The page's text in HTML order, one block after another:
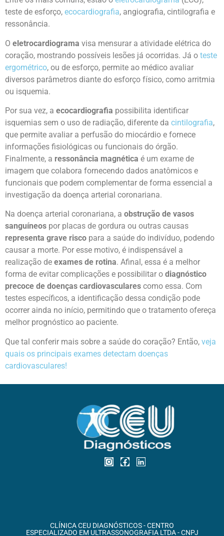
teste de esforço, ecocardiografia, angiografia, cintilografia e
ressonância.
O eletrocardiograma visa mensurar a atividade elétrica do
coração, mostrando possíveis lesões já ocorridas. Já o teste
ergométrico, ou de esforço, permite ao médico avaliar
diversos parâmetros diante do esforço físico, como arritmia
ou isquemia.
Por sua vez, a ecocardiografia possibilita identificar
isquemias sem o uso de radiação, diferente da cintilografia,
que permite avaliar a perfusão do miocárdio e fornece
informações fisiológicas ou funcionais do órgão.
Finalmente, a ressonância magnética é um exame de
imagem que colabora fornecendo dados anatômicos e
funcionais que podem complementar de forma essencial a
investigação da doença arterial coronariana.
Na doença arterial coronariana, a obstrução de vasos
sanguíneos por placas de gordura ou outras causas
representa grave risco para a saúde do indivíduo, podendo
causar a morte. Por esse motivo, é indispensável a
realização de exames de rotina. Afinal, essa é a melhor
forma de evitar complicações e possibilitar o diagnóstico
precoce de doenças cardiovasculares como essa. Com
testes específicos, a identificação dessa condição pode
ocorrer ainda no início, permitindo que o tratamento ofereça
melhor prognóstico ao paciente.
Que tal conferir mais sobre a saúde do coração? Então, veja
quais os principais exames detectam doenças
cardiovasculares!
CLÍNICA CEU DIAGNÓSTICOS - CENTRO
ESPECIALIZADO EM ULTRASSONOGRAFIA LTDA - CNPJ